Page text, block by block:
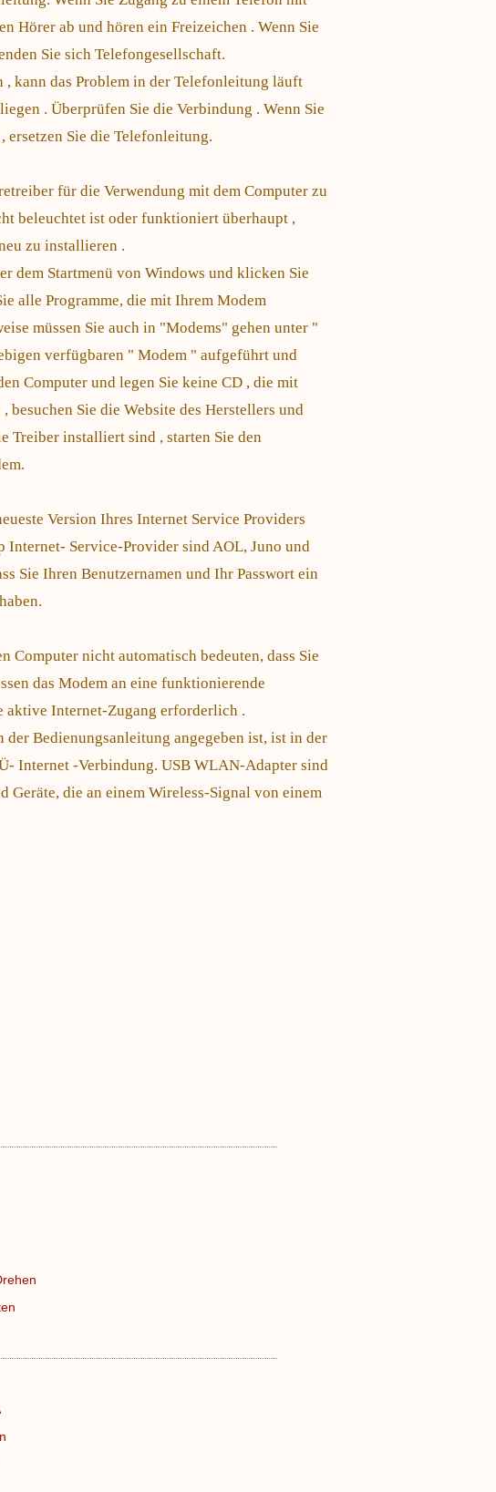
Hörer ab und hören ein Freizeichen . Wenn Sie
Sie sich Telefongesellschaft.
, kann das Problem in der Telefonleitung läuft
. Überprüfen Sie die Verbindung . Wenn Sie
ersetzen Sie die Telefonleitung.
für die Verwendung mit dem Computer zu
beleuchtet ist oder funktioniert überhaupt ,
zu installieren .
dem Startmenü von Windows und klicken Sie
alle Programme, die mit Ihrem Modem
müssen Sie auch in "Modems" gehen unter "
verfügbaren " Modem " aufgeführt und
Computer und legen Sie keine CD , die mit
besuchen Sie die Website des Herstellers und
Treiber installiert sind , starten Sie den
Version Ihres Internet Service Providers
Service-Provider sind AOL, Juno und
Sie Ihren Benutzernamen und Ihr Passwort ein
Computer nicht automatisch bedeuten, dass Sie
das Modem an eine funktionierende
aktive Internet-Zugang erforderlich .
der Bedienungsanleitung angegeben ist, ist in der
Internet -Verbindung. USB WLAN-Adapter sind
Geräte, die an einem Wireless-Signal von einem